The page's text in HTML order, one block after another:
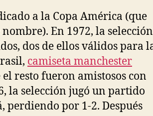
a la Copa América (que
En 1972, la selección
dos de ellos válidos para
camiseta manchester
resto fueron amistosos con
la selección jugó un partido
perdiendo por 1-2. Después